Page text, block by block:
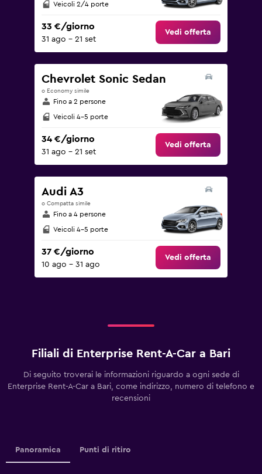
Veicoli 2/4 porte
33 €/giorno
31 ago - 21 set
Vedi offerta
Chevrolet Sonic Sedan
o Economy simile
Fino a 2 persone
Veicoli 4-5 porte
34 €/giorno
31 ago - 21 set
Vedi offerta
Audi A3
o Compatta simile
Fino a 4 persone
Veicoli 4-5 porte
37 €/giorno
10 ago - 31 ago
Vedi offerta
Filiali di Enterprise Rent-A-Car a Bari
Di seguito troverai le informazioni riguardo a ogni sede di
Enterprise Rent-A-Car a Bari, come indirizzo, numero di telefono e
recensioni
Panoramica Punti di ritiro